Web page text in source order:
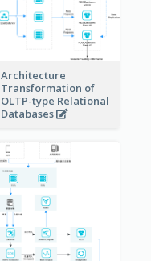
Architecture
Transformation of
OLTP-type Relational
Databases